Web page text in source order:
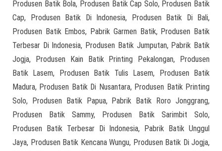
Produsen Batik Bola, Produsen Batik Cap Solo, Produsen Batik
Cap, Produsen Batik Di Indonesia, Produsen Batik Di Bali,
Produsen Batik Embos, Pabrik Garmen Batik, Produsen Batik
Terbesar Di Indonesia, Produsen Batik Jumputan, Pabrik Batik
Jogja, Produsen Kain Batik Printing Pekalongan, Produsen
Batik Lasem, Produsen Batik Tulis Lasem, Produsen Batik
Madura, Produsen Batik Di Nusantara, Produsen Batik Printing
Solo, Produsen Batik Papua, Pabrik Batik Roro Jonggrang,
Produsen Batik Sammy, Produsen Batik Sarimbit Solo,
Produsen Batik Terbesar Di Indonesia, Pabrik Batik Unggul
Jaya, Produsen Batik Kencana Wungu, Produsen Batik Di Jogja,